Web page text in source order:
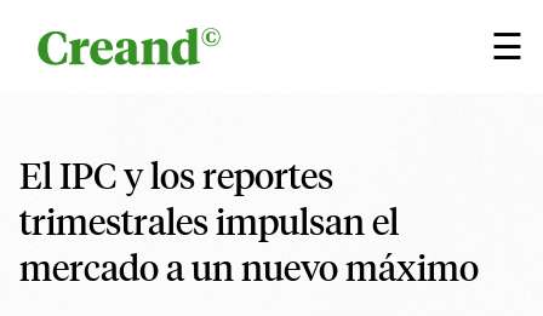
☰
×
El IPC y los reportes
trimestrales impulsan el
mercado a un nuevo máximo